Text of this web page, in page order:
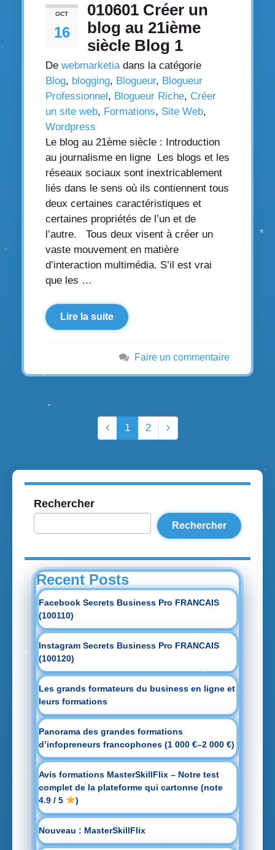
OCT
16
010601 Créer un
blog au 21ième
siècle Blog 1
De webmarketiadans la catégorie
Blog, blogging, Blogueur, Blogueur
Professionnel , Blogueur Riche, Créer
un site web, Formations, Site Web,
Wordpress
Le blog au 21ème siècle : Introduction
au journalisme en ligne Les blogs et les
réseaux sociaux sont inextricablement
liés dans le sens où ils contiennent tous
deux certaines caractéristiques et
certaines propriétés de l’un et de
l’autre. Tous deux visent à créer un
vaste mouvement en matière
d’interaction multimédia. S’il est vrai
que les …
Lire la suite
Faire un commentaire
1 2
Rechercher
Rechercher
Recent Posts
Facebook Secrets Business Pro FRANCAIS
(100110)
Instagram Secrets Business Pro FRANCAIS
(100120)
Les grands formateurs du business en ligne et
leurs formations
Panorama des grandes formations
d’infopreneurs francophones (1 000 €–2 000 €)
Avis formations MasterSkillFlix – Notre test
complet de la plateforme qui cartonne (note
4.9 / 5
)
Nouveau : MasterSkillFlix